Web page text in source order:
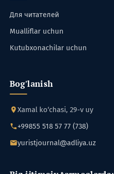
Для читателей
Mualliflar uchun
Kutubxonachilar uchun
Bog'lanish
Xamal ko‘chasi, 29-v uy
+99855 518 57 77 (738)
yuristjournal@adliya.uz